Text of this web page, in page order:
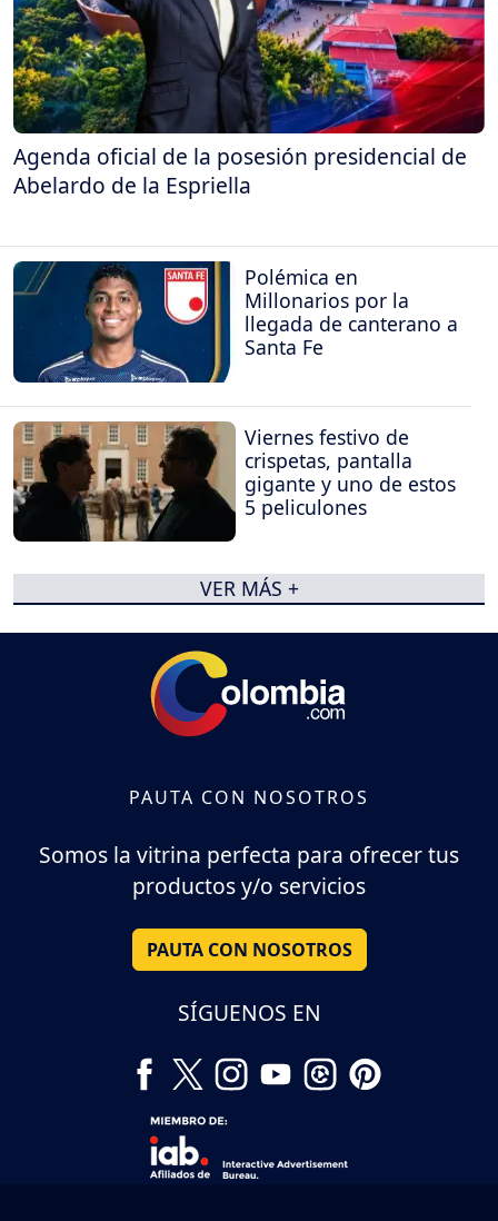
Agenda oficial de la posesión presidencial de
Abelardo de la Espriella
Polémica en
Millonarios por la
llegada de canterano a
Santa Fe
Viernes festivo de
crispetas, pantalla
gigante y uno de estos
5 peliculones
VER MÁS +
PAUTA CON NOSOTROS
Somos la vitrina perfecta para ofrecer tus
productos y/o servicios
PAUTA CON NOSOTROS
SÍGUENOS EN